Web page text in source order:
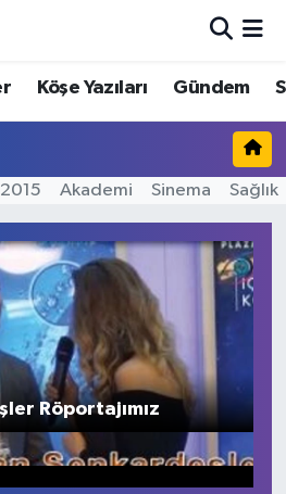
Köşe Yazıları Gündem
2015 Akademi Sinema Sağlık
Röportajımız
ve Fikstür